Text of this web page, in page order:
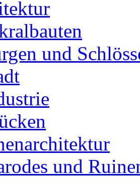
und
und